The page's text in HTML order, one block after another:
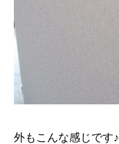
外もこんな感じです♪